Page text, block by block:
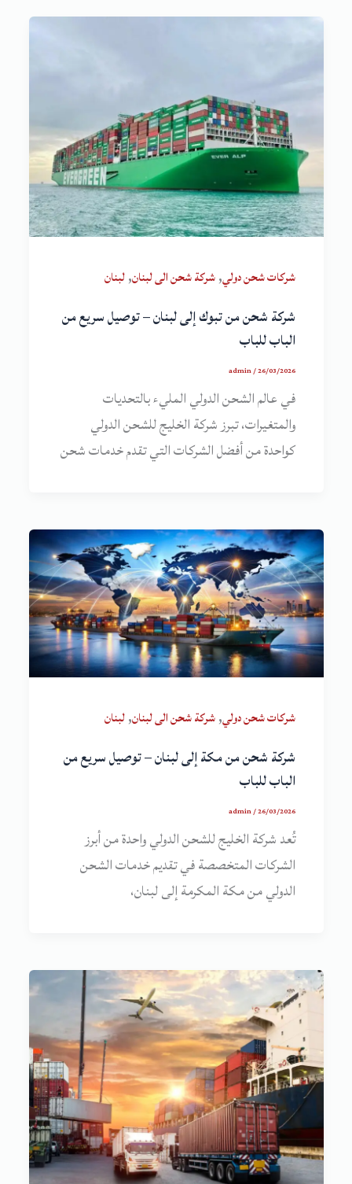
شركات شحن دولي,شركة شحن الى لبنان,لبنان
شركة شحن من تبوك إلى لبنان – توصيل سريع من
الباب للباب
admin/26/03/2026
في عالم الشحن الدولي المليء بالتحديات
والمتغيرات، تبرز شركة الخليج للشحن الدولي
كواحدة من أفضل الشركات التي تقدم خدمات شحن
شركات شحن دولي,شركة شحن الى لبنان,لبنان
شركة شحن من مكة إلى لبنان – توصيل سريع من
الباب للباب
admin/26/03/2026
تُعد شركة الخليج للشحن الدولي واحدة من أبرز
الشركات المتخصصة في تقديم خدمات الشحن
الدولي من مكة المكرمة إلى لبنان،